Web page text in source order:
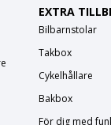
EXTRA
Bilbarnstolar
Takbox
Cykelhållare
Bakbox
För dig med